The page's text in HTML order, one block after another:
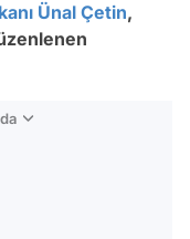
Ünal Çetin,